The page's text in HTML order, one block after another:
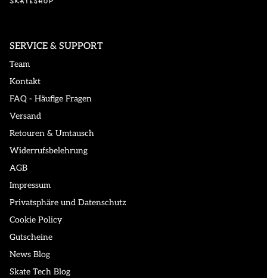
SERVICE & SUPPORT
Team
Kontakt
FAQ - Häufige Fragen
Versand
Retouren & Umtausch
Widerrufsbelehrung
AGB
Impressum
Privatsphäre und Datenschutz
Cookie Policy
Gutscheine
News Blog
Skate Tech Blog